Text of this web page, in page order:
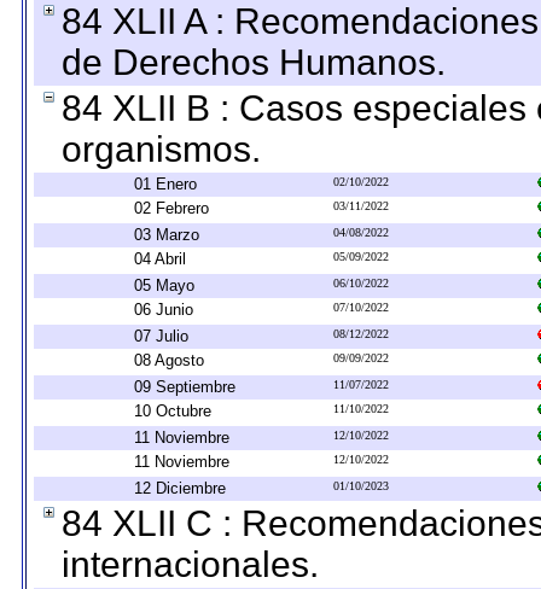
84 XLII A :
de Derechos Humanos.
84 XLII B : Casos
organismos.
01 Enero 02/10/2022
02 Febrero 03/11/2022
03 Marzo 04/08/2022
04 Abril 05/09/2022
05 Mayo 06/10/2022
06 Junio 07/10/2022
07 Julio 08/12/2022
08 Agosto 09/09/2022
09 Septiembre 11/07/2022
10 Octubre 11/10/2022
11 Noviembre 12/10/2022
11 Noviembre 12/10/2022
12 Diciembre 01/10/2023
84 XLII C :
internacionales.